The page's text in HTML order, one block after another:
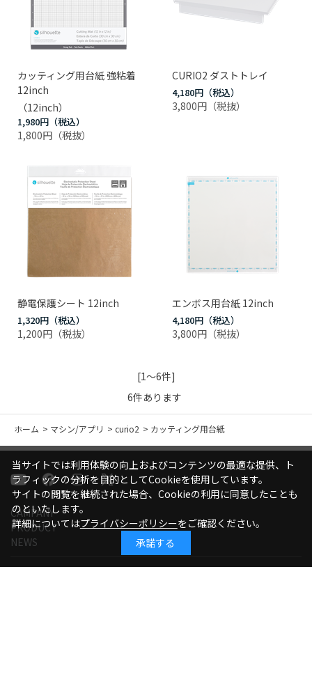
カッティング用台紙 強粘着
12inch
（12inch）
1,980円
1,800円
CURIO2 ダストトレイ
4,180円
3,800円
静電保護シート 12inch
1,320円
1,200円
エンボス用台紙 12inch
4,180円
3,800円
[1～6件]
6件あります
ホーム > マシン/アプリ > curio2 > カッティング用台紙
CAMPANY
PRODUCT
NEWS
ご利用ガイド
当サイトでは利用体験の向上およびコンテンツの最適な提供、ト
ラフィックの分析を目的としてCookieを使用しています。
サイトの閲覧を継続された場合、Cookieの利用に同意したことも
のといたします。
詳細についてはプライバシーポリシーをご確認ください。
承諾する